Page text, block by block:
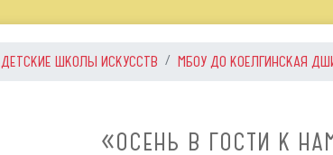
ДЕТСКИЕ ШКОЛЫ ИСКУССТВ МБОУ ДО КОЕЛГИНСКАЯ
«ОСЕНЬ В ГОСТИ К